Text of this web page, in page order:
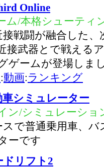
Online
ム/本格シューティ
接戦闘が融合した
接武器とで戦える
ゲームが登場しま
:動画:ランキング
車シミュレーター
ン/シミュレーショ
スで普通乗用車、
ーです
ドリフト2